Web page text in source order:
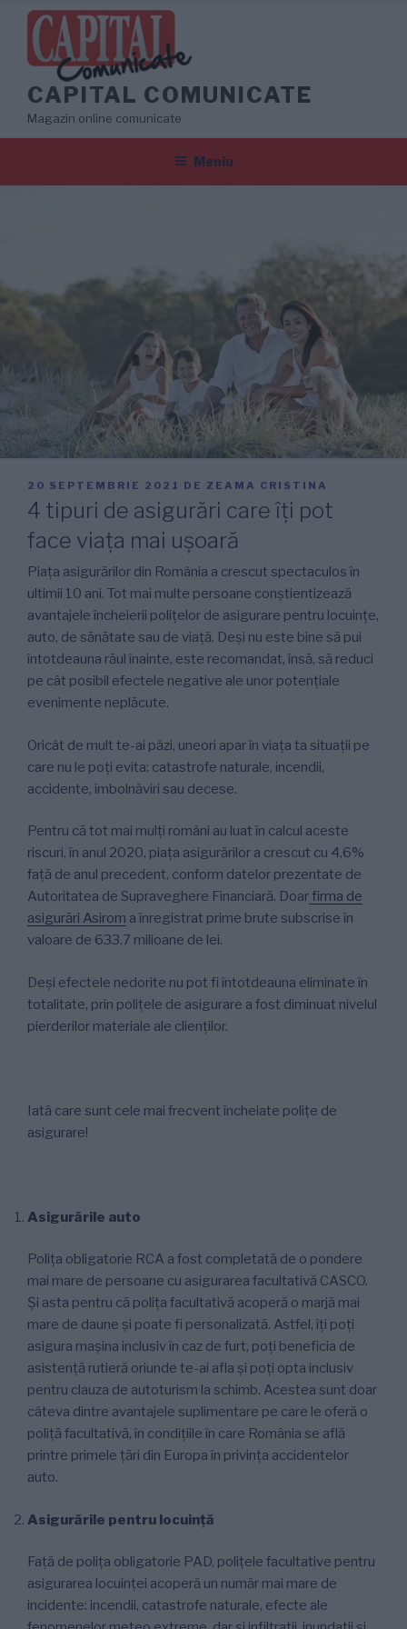
conținut
CAPITAL COMUNICATE
Magazin online comunicate
Meniu
PUBLICAT
PE
20 SEPTEMBRIE 2021 DE ZEAMA CRISTINA
4 tipuri de asigurări care îți pot
face viața mai ușoară
Piața asigurărilor din România a crescut spectaculos în
ultimii 10 ani. Tot mai multe persoane conștientizează
avantajele încheierii polițelor de asigurare pentru locuințe,
auto, de sănătate sau de viață. Deși nu este bine să pui
întotdeauna răul înainte, este recomandat, însă, să reduci
pe cât posibil efectele negative ale unor potențiale
evenimente neplăcute.
Oricât de mult te-ai păzi, uneori apar în viața ta situații pe
care nu le poți evita: catastrofe naturale, incendii,
accidente, îmbolnăviri sau decese.
Pentru că tot mai mulți români au luat în calcul aceste
riscuri, în anul 2020, piața asigurărilor a crescut cu 4,6%
față de anul precedent, conform datelor prezentate de
Autoritatea de Supraveghere Financiară. Doarfirma de
asigurări Asirom a înregistrat prime brute subscrise în
valoare de 633,7 milioane de lei.
Deși efectele nedorite nu pot fi întotdeauna eliminate în
totalitate, prin polițele de asigurare a fost diminuat nivelul
pierderilor materiale ale clienților.
Iată care sunt cele mai frecvent încheiate polițe de
asigurare!
Asigurările auto
Polița obligatorie RCA a fost completată de o pondere
mai mare de persoane cu asigurarea facultativă CASCO.
Și asta pentru că polița facultativă acoperă o marjă mai
mare de daune și poate fi personalizată. Astfel, îți poți
asigura mașina inclusiv în caz de furt, poți beneficia de
asistență rutieră oriunde te-ai afla și poți opta inclusiv
pentru clauza de autoturism la schimb. Acestea sunt doar
câteva dintre avantajele suplimentare pe care le oferă o
poliță facultativă, în condițiile în care România se află
printre primele țări din Europa în privința accidentelor
auto.
Asigurările pentru locuință
Față de polița obligatorie PAD, polițele facultative pentru
asigurarea locuinței acoperă un număr mai mare de
incidente: incendii, catastrofe naturale, efecte ale